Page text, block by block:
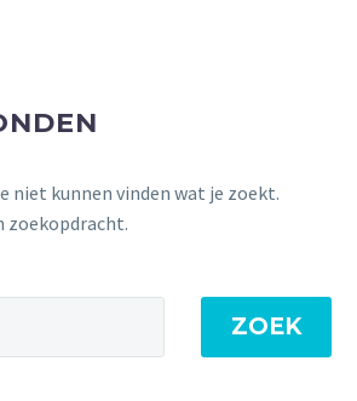
niet kunnen vinden wat je zoekt.
zoekopdracht.
ZOEK